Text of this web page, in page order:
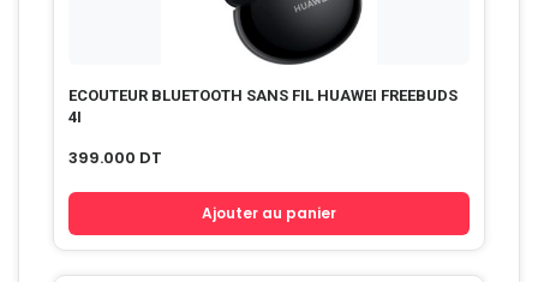
ECOUTEUR BLUETOOTH SANS FIL HUAWEI FREEBUDS
4I
399.000 DT
Ajouter au panier